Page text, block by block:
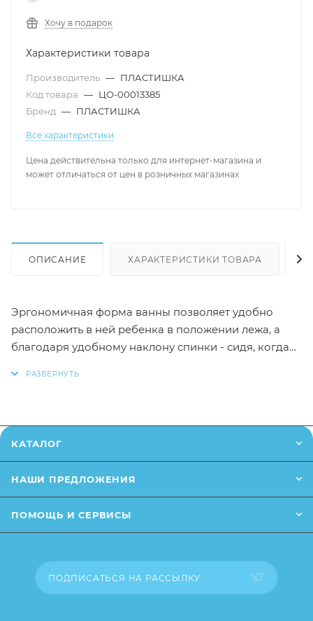
Хочу в подарок
Характеристики товара
Производитель — ПЛАСТИШКА
Код товара — ЦО-00013385
Бренд — ПЛАСТИШКА
Все характеристики
Цена действительна только для интернет-магазина и
может отличаться от цен в розничных магазинах
ОПИСАНИЕ ХАРАКТЕРИСТИКИ ТОВАРА
Эргономичная форма ванны позволяет удобно
расположить в ней ребенка в положении лежа, а
благодаря удобному наклону спинки - сидя, когда
рукой. Специальное отверстие на бортике
непосредственно на ванне, что позволит легко
регулировать температуру воды.
КАТАЛОГ
НАШИ ПРЕДЛОЖЕНИЯ
ПОМОЩЬ И СЕРВИСЫ
ПОДПИСАТЬСЯ НА РАССЫЛКУ